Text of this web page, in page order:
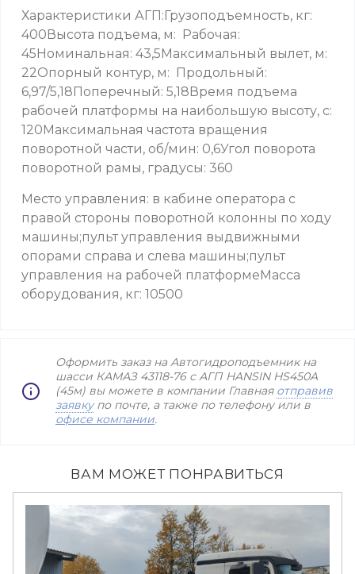
Характеристики АГП:Грузоподъемность, кг:
400Высота подъема, м: Рабочая:
45Номинальная: 43,5Максимальный вылет, м:
22Опорный контур, м: Продольный:
6,97/5,18Поперечный: 5,18Время подъема
рабочей платформы на наибольшую высоту, с:
120Максимальная частота вращения
поворотной части, об/мин: 0,6Угол поворота
поворотной рамы, градусы: 360
Место управления: в кабине оператора с
правой стороны поворотной колонны по ходу
машины;пульт управления выдвижными
опорами справа и слева машины;пульт
управления на рабочей платформеМасса
оборудования, кг: 10500
Оформить заказ на Автогидроподъемник на
шасси КАМАЗ 43118-76 с АГП HANSIN HS450A
(45м) вы можете в компании Главная отправив
заявкупо почте, а также по телефону или в
офисе компании.
ВАМ МОЖЕТ ПОНРАВИТЬСЯ